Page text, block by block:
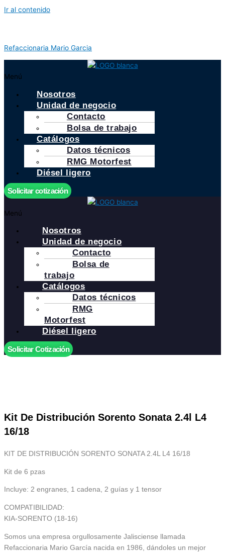
Ir al contenido
Refaccionaria Mario Garcia
Menú
Nosotros
Unidad de negocio
Contacto
Bolsa de trabajo
Catálogos
Datos técnicos
RMG Motorfest
Diésel ligero
Solicitar cotización
Menú
Nosotros
Unidad de negocio
Contacto
Bolsa de
trabajo
Catálogos
Datos técnicos
RMG
Motorfest
Diésel ligero
Solicitar Cotización
Kit De Distribución Sorento Sonata 2.4l L4
16/18
KIT DE DISTRIBUCIÓN SORENTO SONATA 2.4L L4 16/18
Kit de 6 pzas
Incluye: 2 engranes, 1 cadena, 2 guías y 1 tensor
COMPATIBILIDAD:
KIA-SORENTO (18-16)
Somos una empresa orgullosamente Jalisciense llamada
Refaccionaria Mario García nacida en 1986, dándoles un mejor